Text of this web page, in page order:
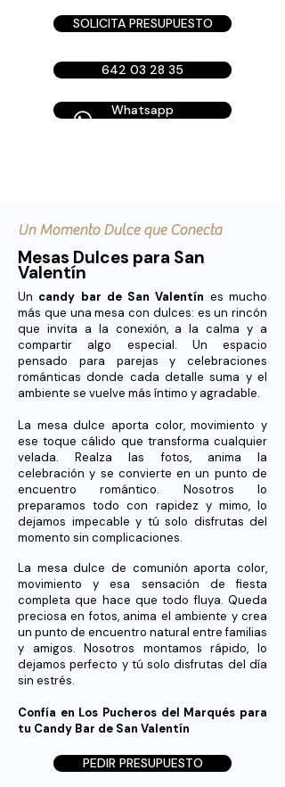
SOLICITA PRESUPUESTO
642 03 28 35
Whatsapp
Un Momento Dulce que Conecta
Mesas Dulces para San
Valentín
Un candy bar de San Valentín es mucho
más que una mesa con dulces: es un rincón
que invita a la conexión, a la calma y a
compartir algo especial. Un espacio
pensado para parejas y celebraciones
románticas donde cada detalle suma y el
ambiente se vuelve más íntimo y agradable.
La mesa dulce aporta color, movimiento y
ese toque cálido que transforma cualquier
velada. Realza las fotos, anima la
celebración y se convierte en un punto de
encuentro romántico. Nosotros lo
preparamos todo con rapidez y mimo, lo
dejamos impecable y tú solo disfrutas del
momento sin complicaciones.
La mesa dulce de comunión aporta color,
movimiento y esa sensación de fiesta
completa que hace que todo fluya. Queda
preciosa en fotos, anima el ambiente y crea
un punto de encuentro natural entre familias
y amigos. Nosotros montamos rápido, lo
dejamos perfecto y tú solo disfrutas del día
sin estrés.
Confía en Los Pucheros del Marqués para
tu Candy Bar de San Valentín
PEDIR PRESUPUESTO